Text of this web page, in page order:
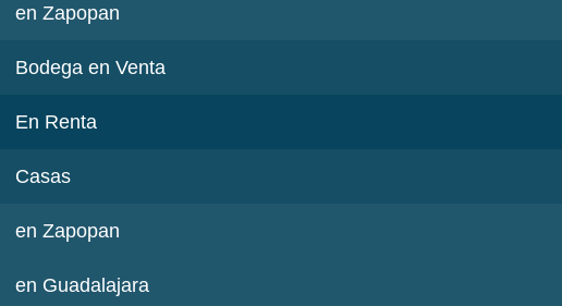
en Zapopan
Bodega en Venta
En Renta
Casas
en Zapopan
en Guadalajara